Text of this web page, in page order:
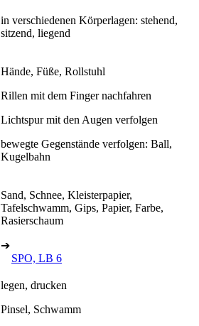
in verschiedenen Körperlagen: stehend,
sitzend, liegend
Hände, Füße, Rollstuhl
Rillen mit dem Finger nachfahren
Lichtspur mit den Augen verfolgen
bewegte Gegenstände verfolgen: Ball,
Kugelbahn
Sand, Schnee, Kleisterpapier,
Tafelschwamm, Gips, Papier, Farbe,
Rasierschaum
➔
SPO, LB 6
legen, drucken
Pinsel, Schwamm